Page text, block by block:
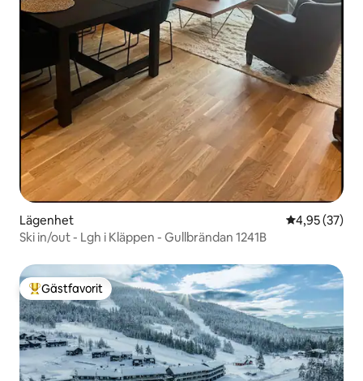
Lägenhet 4,95 av 5 i
4,95 (37)
Ski in/out - Lgh i Kläppen - Gullbrändan 1241B
Populär gästfavorit
Gästfavorit